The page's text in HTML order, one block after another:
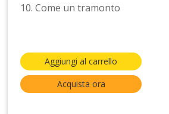
10. Come un tramonto
Aggiungi al carrello
Acquista ora